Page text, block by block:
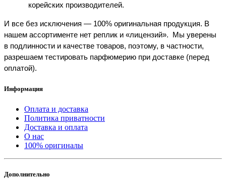
корейских производителей.
И все без исключения — 100% оригинальная продукция. В
нашем ассортименте нет реплик и «лицензий».  Мы уверены
в подлинности и качестве товаров, поэтому, в частности,
разрешаем тестировать парфюмерию при доставке (перед
оплатой).
Информация
Оплата и доставка
Политика приватности
Доставка и оплата
О нас
100% оригиналы
Дополнительно